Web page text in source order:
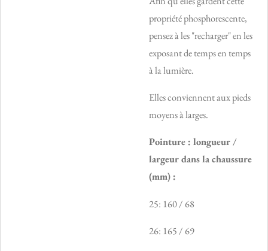
propriété phosphorescente,
pensez à les "recharger" en les
exposant de temps en temps
à la lumière.
Elles conviennent aux pieds
moyens à larges.
Pointure : longueur /
largeur dans la chaussure
(mm) :
25: 160 / 68
26: 165 / 69